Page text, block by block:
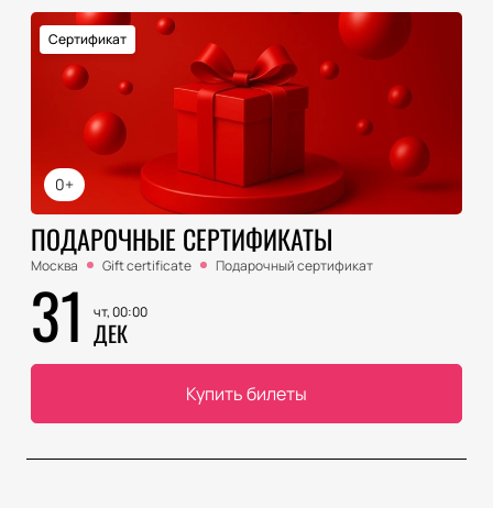
0+
Сертификат
ПОДАРОЧНЫЕ СЕРТИФИКАТЫ
Москва Gift certificate Подарочный сертификат
31 чт, 00:00
ДЕК
Купить билеты